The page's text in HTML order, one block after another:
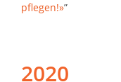
pflegen!»”
2020